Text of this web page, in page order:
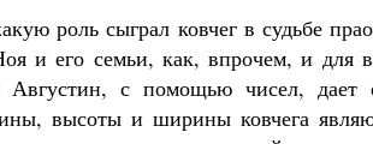
роль сыграл ковчег в судьбе
и его семьи, как, впрочем, и для
с помощью чисел, дает
высоты и ширины ковчега